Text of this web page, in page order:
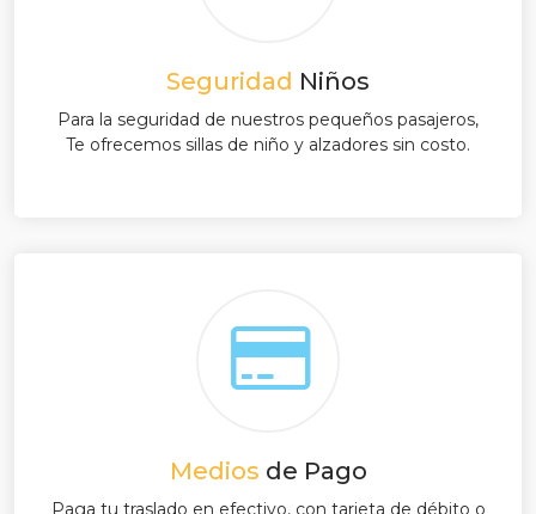
Seguridad Niños
Para la seguridad de nuestros pequeños pasajeros,
Te ofrecemos sillas de niño y alzadores sin costo.
Medios de Pago
Paga tu traslado en efectivo, con tarjeta de débito o